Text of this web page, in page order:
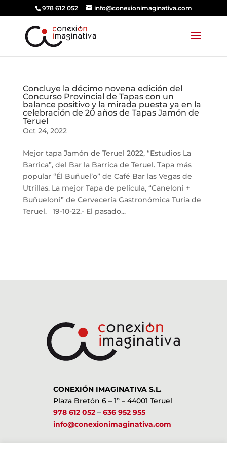
978 612 052 info@conexionimaginativa.com
Concluye la décimo novena edición del
Concurso Provincial de Tapas con un
balance positivo y la mirada puesta ya en la
celebración de 20 años de Tapas Jamón de
Teruel
Oct 24, 2022
Mejor tapa Jamón de Teruel 2022, “Estudios La
Barrica”, del Bar la Barrica de Teruel. Tapa más
popular “Él Buñuel’o” de Café Bar las Vegas de
Utrillas. La mejor Tapa de película, “Caneloni +
Buñueloni” de Cervecería Gastronómica Turia de
Teruel. 19-10-22.- El pasado...
CONEXIÓN IMAGINATIVA S.L.
Plaza Bretón 6 – 1º – 44001 Teruel
978 612 052– 636 952 955
info@conexionimaginativa.com